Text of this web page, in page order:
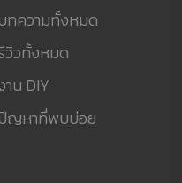
ทความทั้งหมด
วิวทั้งหมด
าน DIY
ญหาที่พบบ่อย